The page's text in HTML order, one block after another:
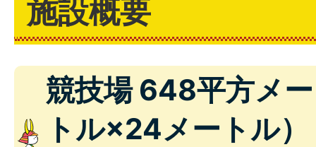
施設概要
競技場 648平方メ
トル×24メートル）